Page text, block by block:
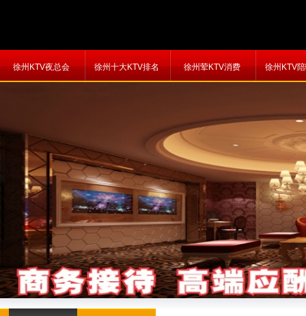
徐州KTV夜总会 徐州十大KTV排名 徐州荤KTV消费 徐州KTV